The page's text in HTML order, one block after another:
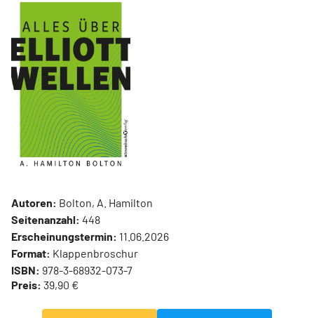
Autoren: Bolton, A. Hamilton
Seitenanzahl: 448
Erscheinungstermin: 11.06.2026
Format: Klappenbroschur
ISBN: 978-3-68932-073-7
Preis: 39,90 €